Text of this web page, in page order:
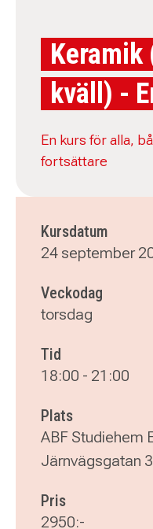
Keramik
kväll) -
En kurs för alla,
fortsättare
Kursdatum
24 september
Veckodag
torsdag
Tid
18:00 - 21:00
Plats
ABF Studiehem
Järnvägsgatan
Pris
2950:-